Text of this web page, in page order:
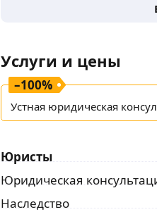
Услуги и цены
–100%
Устная юридическая
Юристы
Юридическая
Наследство